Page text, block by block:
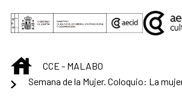
Saltar al contenido principal
INICIOCCE - MALABO